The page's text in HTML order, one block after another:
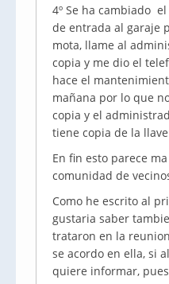
4º Se ha cambiado
de entrada al garaje
mota, llame al
copia y me dio el
hace el
mañana por lo que
copia y el
tiene copia de la
En fin esto parece
comunidad de
Como he escrito al
gustaria saber
trataron en la
se acordo en ella, si
quiere informar,